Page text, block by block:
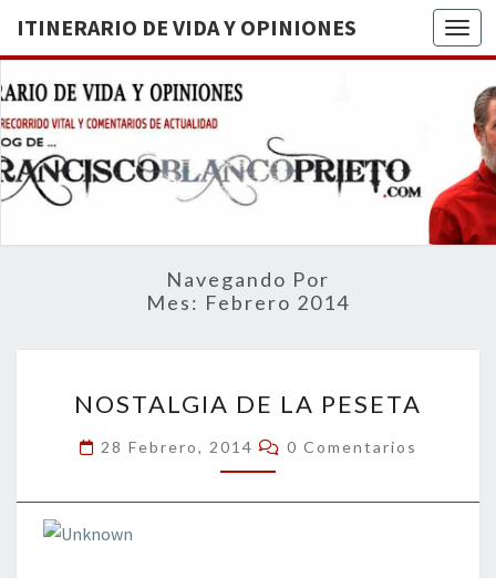
ITINERARIO DE VIDA Y OPINIONES
DE
BREVE
RECORRIDO
VITAL Y
ACTUALIDAD
Navegando Por
Mes: Febrero 2014
DE
LA
PESETA
NOSTALGIA DE LA PESETA
28 Febrero, 2014 Comentarios
0 Comentarios